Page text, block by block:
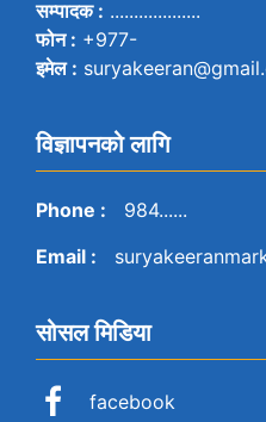
सम्पादक : ...................
फोन : +977-
इमेल :
विज्ञापनको लागि
Phone :
984......
Email :
सोसल मिडिया
facebook